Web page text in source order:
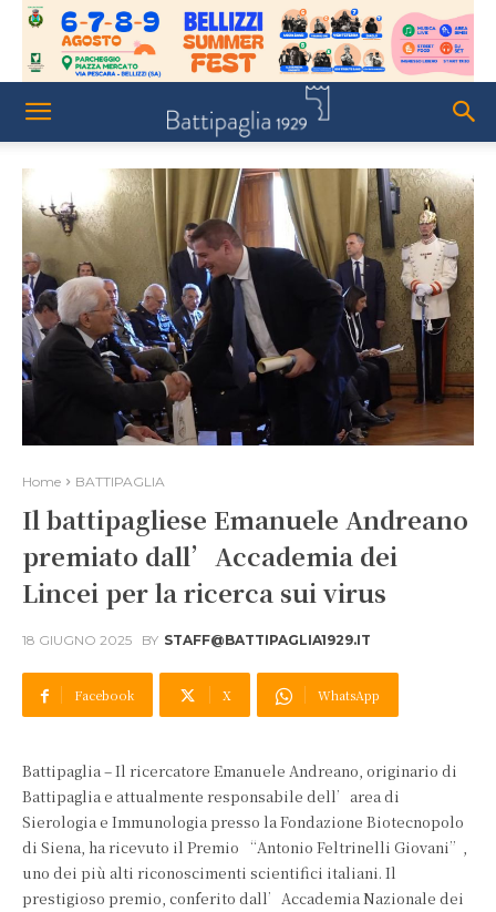
Home BATTIPAGLIA
Il battipagliese Emanuele Andreano
premiato dall’Accademia dei
Lincei per la ricerca sui virus
18 GIUGNO 2025 BY STAFF@BATTIPAGLIA1929.IT
Facebook X WhatsApp
Battipaglia – Il ricercatore Emanuele Andreano, originario di
Battipaglia e attualmente responsabile dell’area di
Sierologia e Immunologia presso la Fondazione Biotecnopolo
di Siena, ha ricevuto il Premio “Antonio Feltrinelli Giovani”,
uno dei più alti riconoscimenti scientifici italiani. Il
prestigioso premio, conferito dall’Accademia Nazionale dei